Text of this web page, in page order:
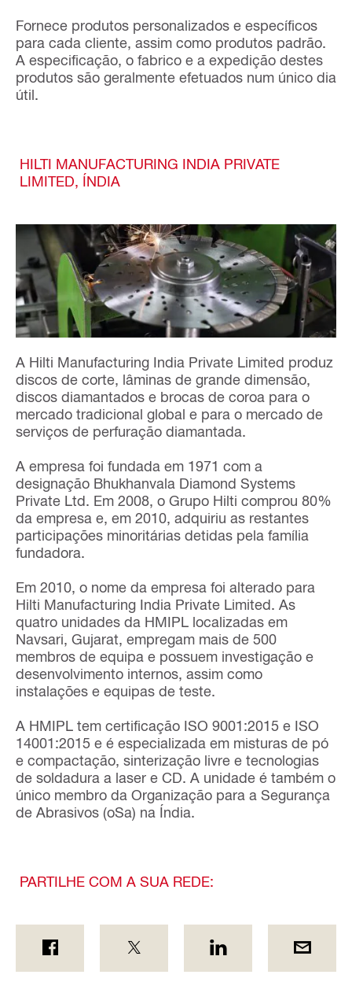
Fornece produtos personalizados e específicos
para cada cliente, assim como produtos padrão.
A especificação, o fabrico e a expedição destes
produtos são geralmente efetuados num único dia
útil.
HILTI MANUFACTURING INDIA PRIVATE
LIMITED, ÍNDIA
A Hilti Manufacturing India Private Limited produz
discos de corte, lâminas de grande dimensão,
discos diamantados e brocas de coroa para o
mercado tradicional global e para o mercado de
serviços de perfuração diamantada.
A empresa foi fundada em 1971 com a
designação Bhukhanvala Diamond Systems
Private Ltd. Em 2008, o Grupo Hilti comprou 80%
da empresa e, em 2010, adquiriu as restantes
participações minoritárias detidas pela família
fundadora.
Em 2010, o nome da empresa foi alterado para
Hilti Manufacturing India Private Limited. As
quatro unidades da HMIPL localizadas em
Navsari, Gujarat, empregam mais de 500
membros de equipa e possuem investigação e
desenvolvimento internos, assim como
instalações e equipas de teste.
A HMIPL tem certificação ISO 9001:2015 e ISO
14001:2015 e é especializada em misturas de pó
e compactação, sinterização livre e tecnologias
de soldadura a laser e CD. A unidade é também o
único membro da Organização para a Segurança
de Abrasivos (oSa) na Índia.
PARTILHE COM A SUA REDE: